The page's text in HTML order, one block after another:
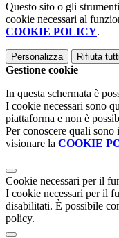
Questo sito o gli
cookie necessari al
COOKIE POLICY.
Personalizza Rifiuta tutti
Gestione cookie
In questa schermata è
I cookie necessari sono
piattaforma e non è
Per conoscere quali
visionare la COOKIE
Cookie necessari per il
I cookie necessari per il
disabilitati. È possibile
policy.